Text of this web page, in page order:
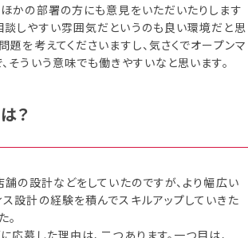
かの部署の方にも意見をいただいたりします
談しやすい雰囲気だというのも良い環境だと思
題を考えてくださいますし、気さくでオープンマ
そういう意味でも働きやすいなと思います。
？
舗の設計などをしていたのですが、より幅広い
設計の経験を積んでスキルアップしていきた
。